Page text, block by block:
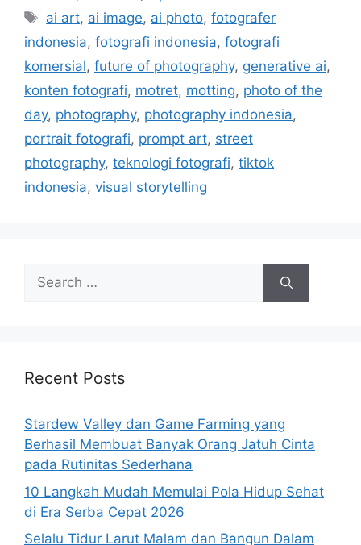
Tags
ai art, ai image, ai photo,fotografer
indonesia, fotografi indonesia, fotografi
komersial, future of photography, generative ai,
konten fotografi, motret, motting, photo of the
day, photography, photography indonesia,
portrait fotografi, prompt art, street
photography, teknologi fotografi, tiktok
indonesia, visual storytelling
Search
for:
Recent Posts
Stardew Valley dan Game Farming yang
Berhasil Membuat Banyak Orang Jatuh Cinta
pada Rutinitas Sederhana
10 Langkah Mudah Memulai Pola Hidup Sehat
di Era Serba Cepat 2026
Selalu Tidur Larut Malam dan Bangun Dalam